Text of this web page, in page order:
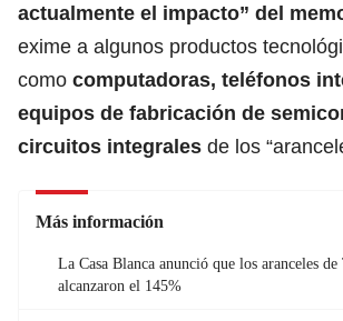
actualmente el impacto” del
exime a algunos productos
como computadoras, teléfonos
equipos de fabricación de
circuitos integrales de los
Más información
La Casa Blanca anunció que los aranceles
alcanzaron el 145%